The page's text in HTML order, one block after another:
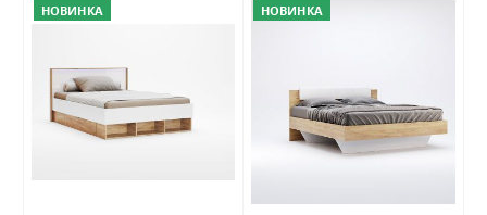
НОВИНКА НОВИНКА